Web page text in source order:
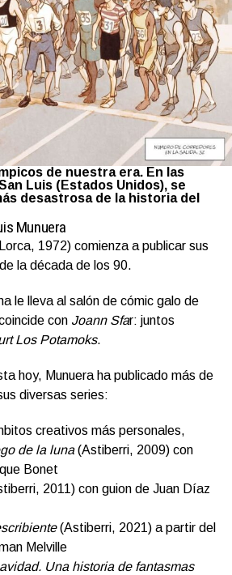
de nuestra era. En las
Luis (Estados Unidos), se
desastrosa de la historia del
Munuera
1972) comienza a publicar sus
la década de los 90.
le lleva al salón de cómic galo de
con Joann Sfar: juntos
Los Potamoks.
hoy, Munuera ha publicado más de
diversas series:
creativos más personales,
de la luna(Astiberri, 2009) con
Bonet
2011) con guion de Juan Díaz
(Astiberri, 2021) a partir del
Melville
Una historia de fantasmas